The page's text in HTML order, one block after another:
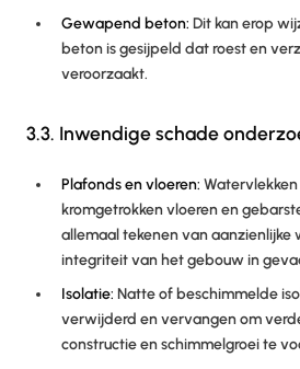
Gewapend beton: Dit kan erop
beton is gesijpeld dat roest en
veroorzaakt.
3.3. Inwendige schade
Plafonds en vloeren:
kromgetrokken vloeren en
allemaal tekenen van
integriteit van het gebouw in
Isolatie: Natte of beschimmelde
verwijderd en vervangen om
constructie en schimmelgroei te